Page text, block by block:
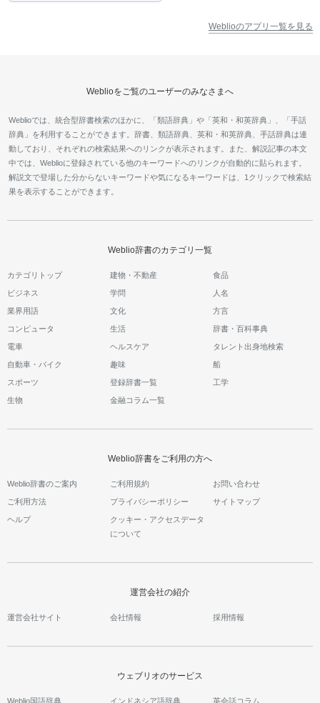
Weblioのアプリ一覧を見る
Weblioをご覧のユーザーのみなさまへ
Weblioでは、統合型辞書検索のほかに、「類語辞典」や「英和・和英辞典」、「手話
辞典」を利用することができます。辞書、類語辞典、英和・和英辞典、手話辞典は連
動しており、それぞれの検索結果へのリンクが表示されます。また、解説記事の本文
中では、Weblioに登録されている他のキーワードへのリンクが自動的に貼られます。
解説文で登場した分からないキーワードや気になるキーワードは、1クリックで検索結
果を表示することができます。
Weblio辞書のカテゴリ一覧
カテゴリトップ 建物・不動産 食品
ビジネス 学問 人名
業界用語 文化 方言
コンピュータ 生活 辞書・百科事典
電車 ヘルスケア タレント出身地検索
自動車・バイク 趣味 船
スポーツ 登録辞書一覧 工学
生物 金融コラム一覧
Weblio辞書をご利用の方へ
Weblio辞書のご案内 ご利用規約 お問い合わせ
ご利用方法 プライバシーポリシー サイトマップ
ヘルプ
クッキー・アクセスデータ
について
運営会社の紹介
運営会社サイト 会社情報 採用情報
ウェブリオのサービス
Weblio国語辞典 インドネシア語辞典 英会話コラム